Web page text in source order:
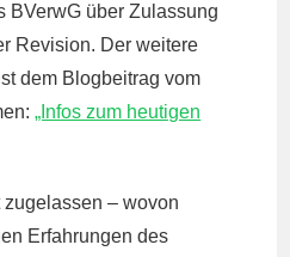
BVerwG über Zulassung
Revision. Der weitere
dem Blogbeitrag vom
„Infos zum heutigen
– wovon
Erfahrungen des